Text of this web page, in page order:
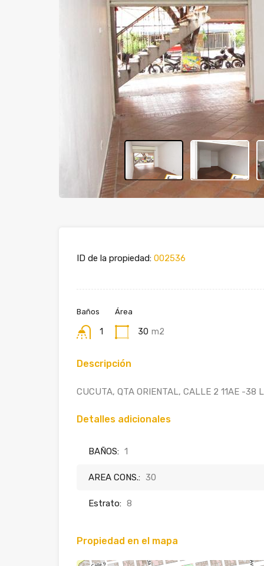
ID de la propiedad: 002536
Baños
1
Área
30 m2
Descripción
CUCUTA, QTA ORIENTAL, CALLE 2 11AE -38
Detalles adicionales
BAÑOS: 1
AREA CONS.: 30
Estrato: 8
Propiedad en el mapa